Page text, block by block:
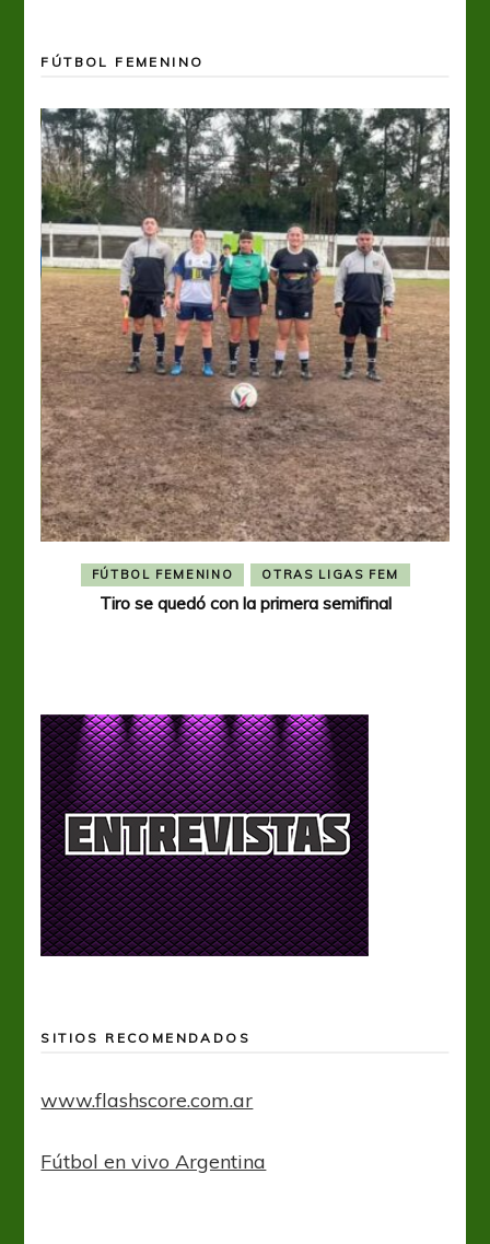
FÚTBOL FEMENINO
FÚTBOL FEMENINO OTRAS LIGAS FEM
Tiro se quedó con la primera semifinal
SITIOS RECOMENDADOS
www.flashscore.com.ar
Fútbol en vivo Argentina